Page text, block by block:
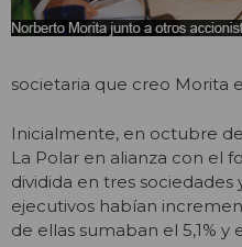
societaria que creo Morita
Inicialmente, en octubre
La Polar en alianza con el
dividida en tres
ejecutivos habían
de ellas sumaban el 5,1% y